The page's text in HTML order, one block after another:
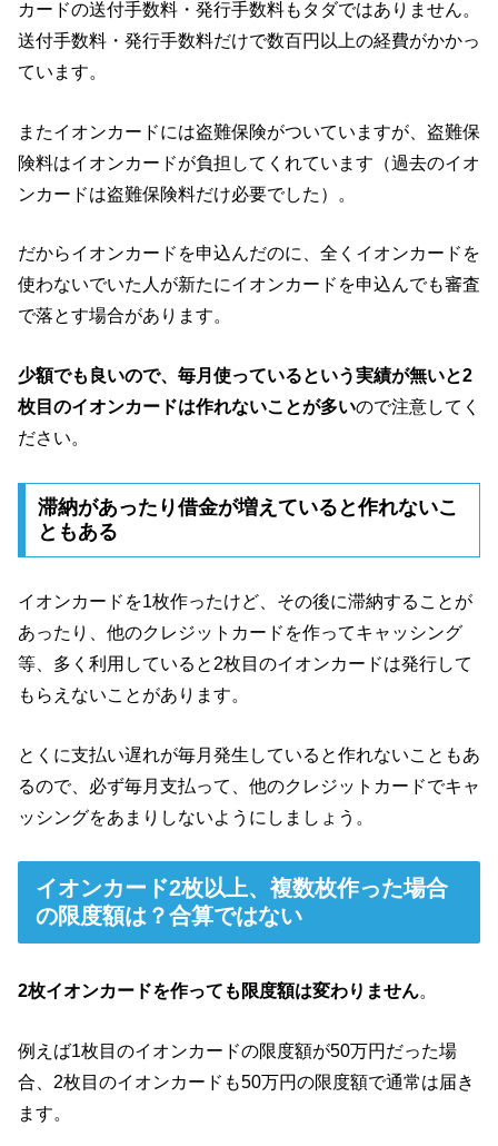
カードの送付手数料・発行手数料もタダではありません。
送付手数料・発行手数料だけで数百円以上の経費がかかっ
ています。
またイオンカードには盗難保険がついていますが、盗難保
険料はイオンカードが負担してくれています（過去のイオ
ンカードは盗難保険料だけ必要でした）。
だからイオンカードを申込んだのに、全くイオンカードを
使わないでいた人が新たにイオンカードを申込んでも審査
で落とす場合があります。
少額でも良いので、毎月使っているという実績が無いと2
枚目のイオンカードは作れないことが多いので注意してく
ださい。
滞納があったり借金が増えていると作れないこ
ともある
イオンカードを1枚作ったけど、その後に滞納することが
あったり、他のクレジットカードを作ってキャッシング
等、多く利用していると2枚目のイオンカードは発行して
もらえないことがあります。
とくに支払い遅れが毎月発生していると作れないこともあ
るので、必ず毎月支払って、他のクレジットカードでキャ
ッシングをあまりしないようにしましょう。
イオンカード2枚以上、複数枚作った場合
の限度額は？合算ではない
2枚イオンカードを作っても限度額は変わりません。
例えば1枚目のイオンカードの限度額が50万円だった場
合、2枚目のイオンカードも50万円の限度額で通常は届き
ます。